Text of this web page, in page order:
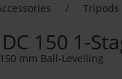
/ Tripods
150 1-
mm Ball-Levelling